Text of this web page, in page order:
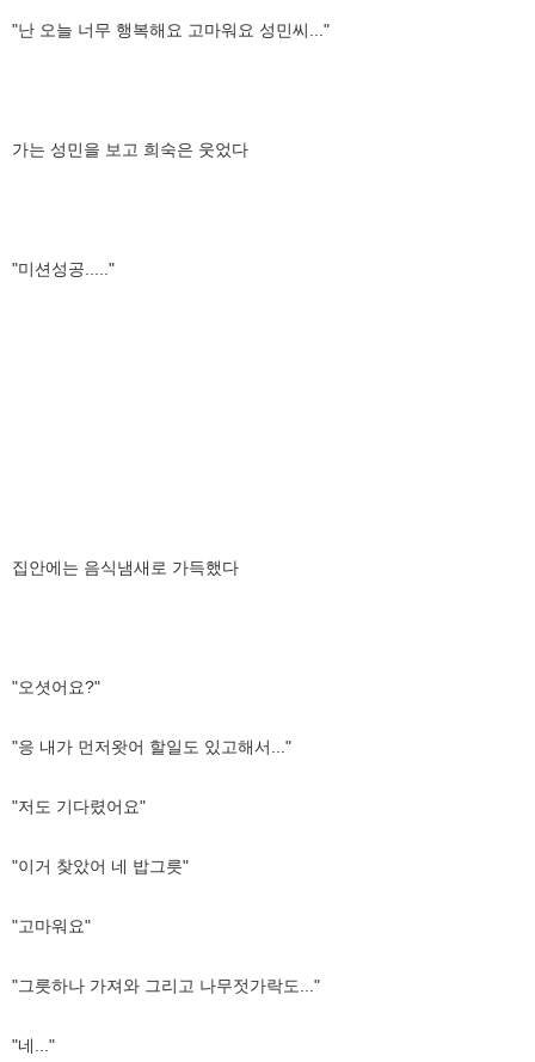
"난 오늘 너무 행복해요 고마워요 성민씨..."
가는 성민을 보고 희숙은 웃었다
"미션성공....."
집안에는 음식냄새로 가득했다
"오셧어요?"
"응 내가 먼저왓어 할일도 있고해서..."
"저도 기다렸어요"
"이거 찾았어 네 밥그릇"
"고마워요"
"그릇하나 가져와 그리고 나무젓가락도..."
"네..."